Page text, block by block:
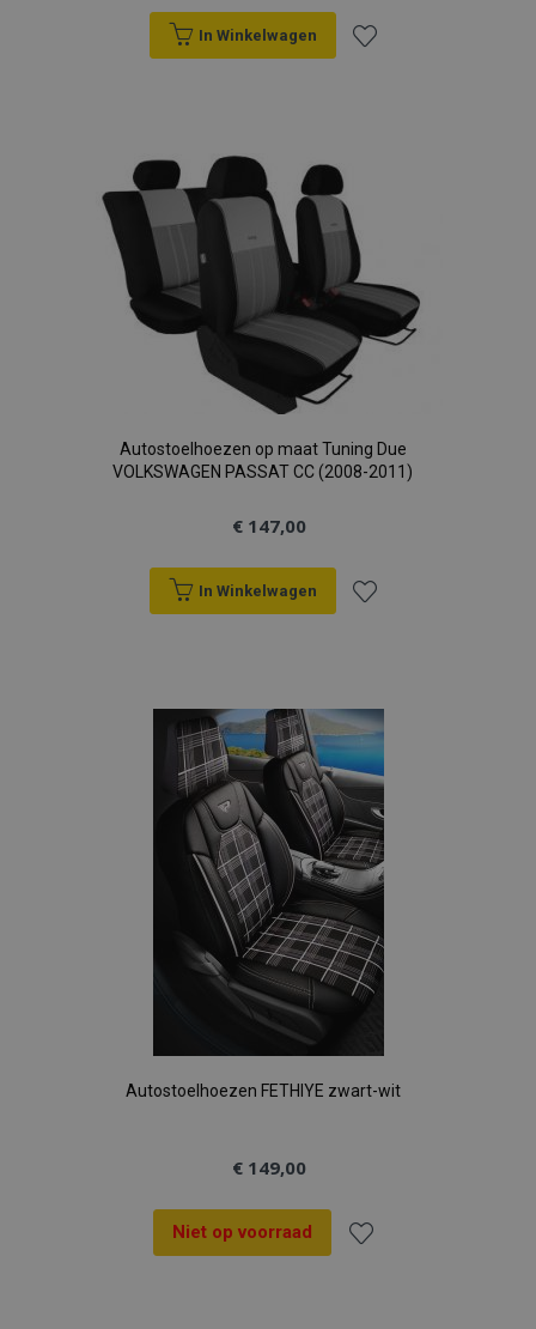
In Winkelwagen
verlanglijst
Autostoelhoezen op maat Tuning Due
VOLKSWAGEN PASSAT CC (2008-2011)
€ 147,00
In Winkelwagen
aan
verlanglijst
Autostoelhoezen FETHIYE zwart-wit
€ 149,00
Niet op voorraad